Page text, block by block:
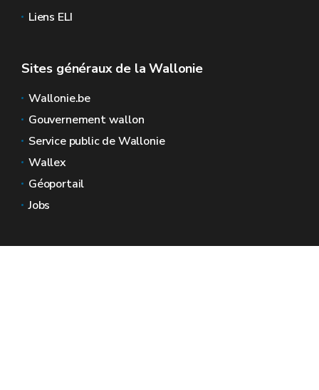
Liens ELI
Sites généraux de la Wallonie
Wallonie.be
Gouvernement wallon
Service public de Wallonie
Wallex
Géoportail
Jobs